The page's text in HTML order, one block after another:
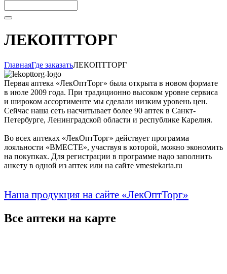
ЛЕКОПТТОРГ
ГлавнаяГде заказатьЛЕКОПТТОРГ
Первая аптека «ЛекОптТорг» была открыта в новом формате
в июле 2009 года. При традиционно высоком уровне сервиса
и широком ассортименте мы сделали низким уровень цен.
Сейчас наша сеть насчитывает более 90 аптек в Санкт-
Петербурге, Ленинградской области и республике Карелия.
Во всех аптеках «ЛекОптТорг» действует программа
лояльности «ВМЕСТЕ», участвуя в которой, можно экономить
на покупках. Для регистрации в программе надо заполнить
анкету в одной из аптек или на сайте vmestekarta.ru
Наша продукция на сайте «ЛекОптТорг»
Все аптеки на карте